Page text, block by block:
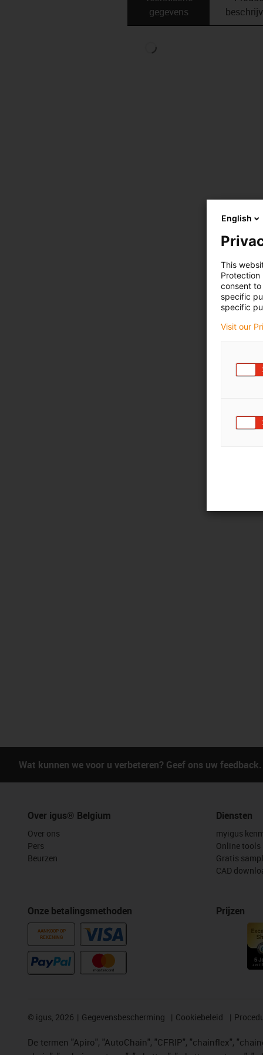
gegevens
Wat kunnen we voor u verbeteren? Geef ons uw feedback.
Over igus® Belgium
Over ons
Pers
Beurzen
Onze betalingsmethoden
AANKOOP OP
REKENING
Diensten
myigus
Online tools
Gratis
CAD
Prijzen
© igus, 2026 Gegevensbescherming Cookiebeleid
De termen "Apiro", "AutoChain", "CFRIP", "chainflex",
English
This
Protection
consent
specific
specific
Visit our